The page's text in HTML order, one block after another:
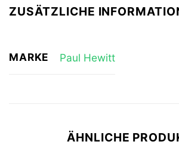
ZUSÄTZLICHE
MARKE Paul Hewitt
ÄHNLICHE